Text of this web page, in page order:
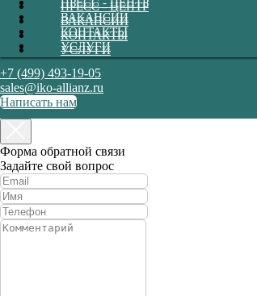
ВАКАНСИИ
КОНТАКТЫ
УСЛУГИ
+7 (499) 493-19-05
sales@iko-allianz.ru
Написать нам
ПРЕСС - ЦЕНТР
ВАКАНСИИ
КОНТАКТЫ
УСЛУГИ
Форма обратной связи
Задайте свой вопрос